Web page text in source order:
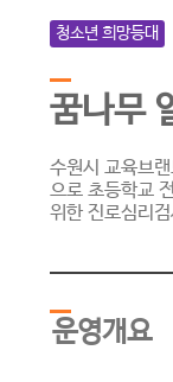
청소년 희망등대
꿈나무
수원시 교육브
으로 초등학교
위한 진로심리
운영개요